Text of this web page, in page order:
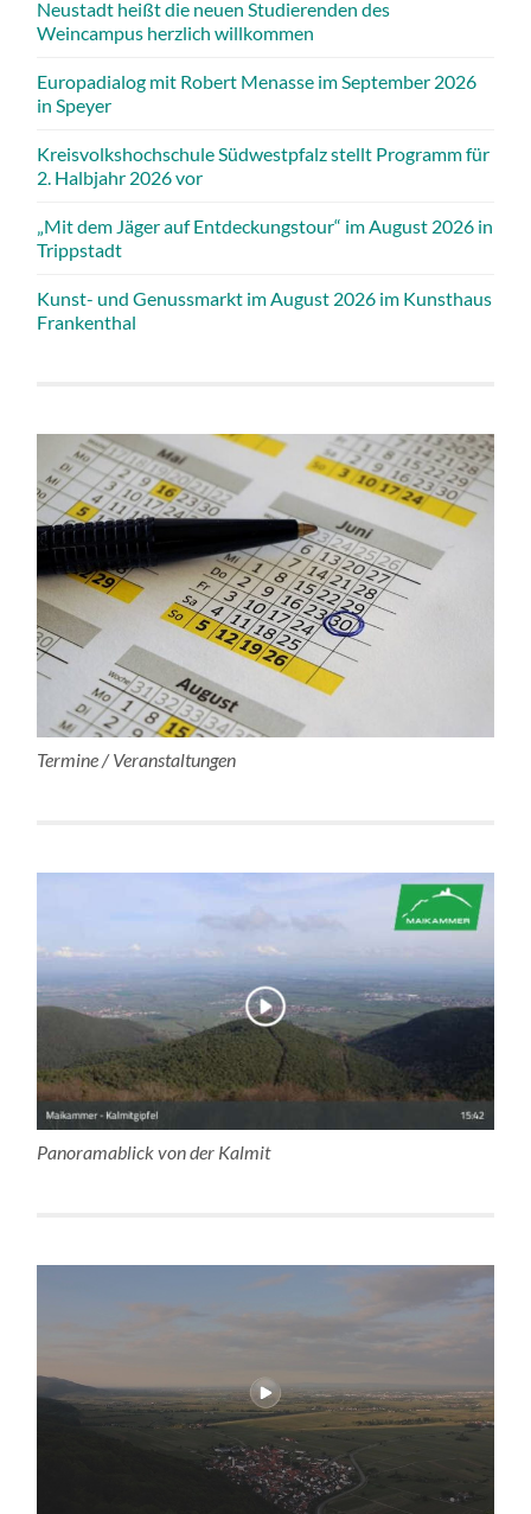
Neustadt heißt die neuen Studierenden des
Weincampus herzlich willkommen
Europadialog mit Robert Menasse im September 2026
in Speyer
Kreisvolkshochschule Südwestpfalz stellt Programm für
2. Halbjahr 2026 vor
„Mit dem Jäger auf Entdeckungstour“ im August 2026 in
Trippstadt
Kunst- und Genussmarkt im August 2026 im Kunsthaus
Frankenthal
Termine / Veranstaltungen
Panoramablick von der Kalmit